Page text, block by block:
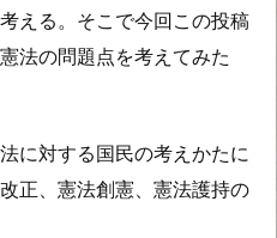
える。そこで今回この投稿
法の問題点を考えてみた
に対する国民の考えかたに
正、憲法創憲、憲法護持の